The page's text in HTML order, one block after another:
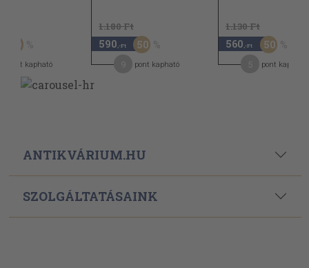
50
pont kapható
1.180 Ft
590 ,-Ft 50
pont kapható
1.130 Ft
560 ,-Ft 50
pont kapható
ANTIKVÁRIUM.HU
SZOLGÁLTATÁSAINK